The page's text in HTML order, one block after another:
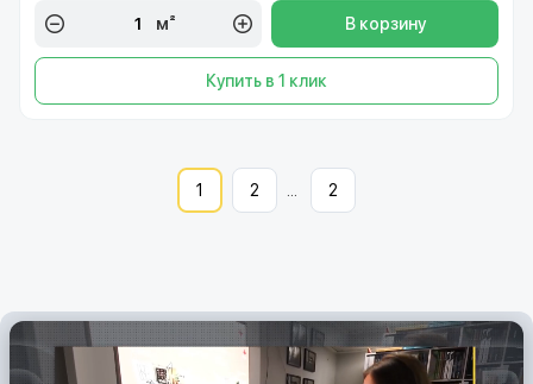
м² В корзину
Купить в 1 клик
1 2 2